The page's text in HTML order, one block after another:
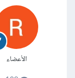
الأعضاء